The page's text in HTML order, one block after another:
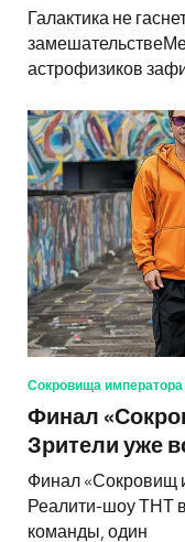
Галактика не
астрофизиков
Сокровища императора
Финал
Зрители уже
Финал «Сокровищ
Реалити-шоу ТНТ
команды, один